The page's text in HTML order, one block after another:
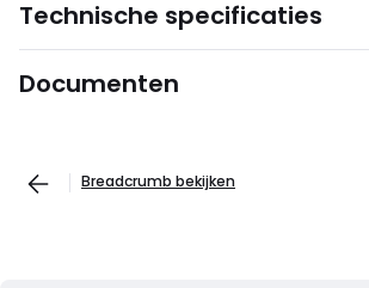
Technische specificaties
Documenten
Breadcrumb bekijken